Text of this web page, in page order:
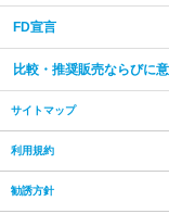
FD宣言
比較・推奨販売ならびに
サイトマップ
利用規約
勧誘方針